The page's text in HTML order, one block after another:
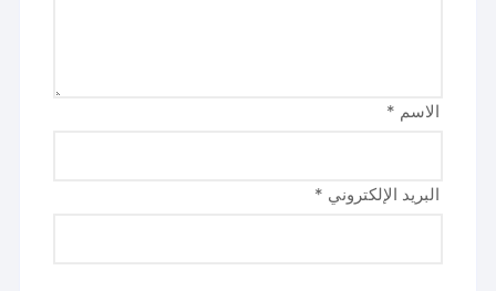
الاسم *
البريد الإلكتروني *